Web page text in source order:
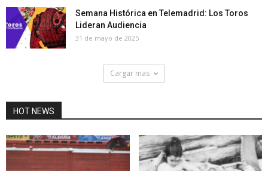
Semana Histórica en Telemadrid: Los Toros
Lideran Audiencia
31 de mayo de 2025
Cargar mas
HOT NEWS